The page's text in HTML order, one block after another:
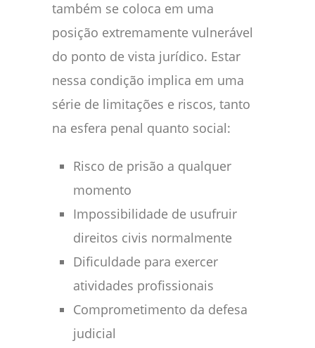
também se coloca em uma
posição extremamente vulnerável
do ponto de vista jurídico. Estar
nessa condição implica em uma
série de limitações e riscos, tanto
na esfera penal quanto social:
Risco de prisão a qualquer
momento
Impossibilidade de usufruir
direitos civis normalmente
Dificuldade para exercer
atividades profissionais
Comprometimento da defesa
judicial